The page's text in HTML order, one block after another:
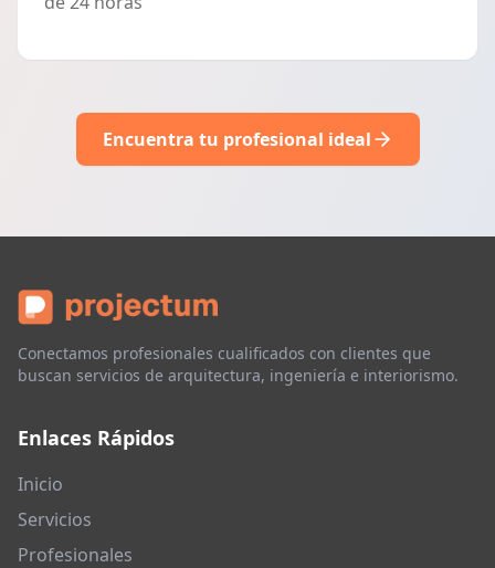
Encuentra tu profesional ideal
Conectamos profesionales cualificados con clientes que
buscan servicios de arquitectura, ingeniería e interiorismo.
Enlaces Rápidos
Inicio
Servicios
Profesionales